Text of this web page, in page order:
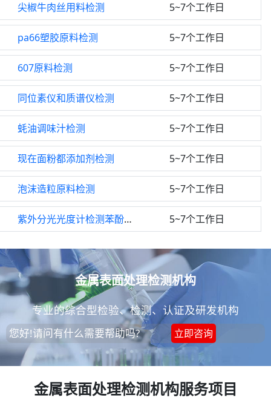
尖椒牛肉丝用料检测 5~7个工作日
pa66塑胶原料检测 5~7个工作日
607原料检测 5~7个工作日
同位素仪和质谱仪检测 5~7个工作日
蚝油调味汁检测 5~7个工作日
现在面粉都添加剂检测 5~7个工作日
泡沫造粒原料检测 5~7个工作日
紫外分光光度计检测苯酚检测 5~7个工作日
金属表面处理检测机构
专业的综合型检验、检测、认证及研发机构
您好!请问有什么需要帮助吗? 立即咨询
金属表面处理检测机构服务项目